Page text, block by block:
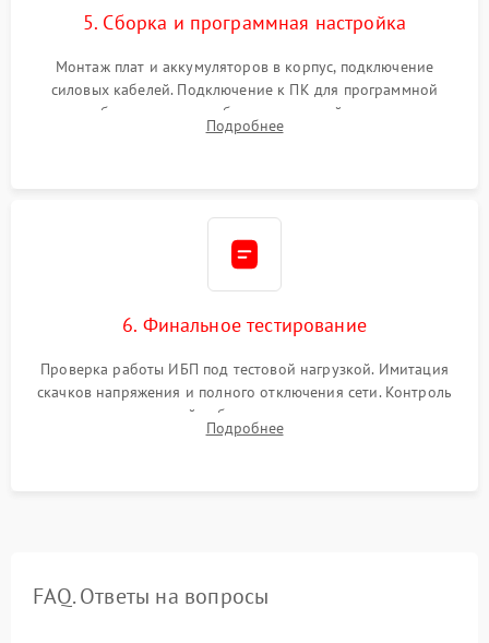
5. Сборка и программная настройка
Монтаж плат и аккумуляторов в корпус, подключение
силовых кабелей. Подключение к ПК для программной
калибровки констант батареи, настройки порогов
срабатывания AVR и сброса счетчиков старения АКБ.
Подробнее
6. Финальное тестирование
Проверка работы ИБП под тестовой нагрузкой. Имитация
скачков напряжения и полного отключения сети. Контроль
времени автономной работы, температурного режима и
корректности формы выходного сигнала.
Подробнее
FAQ. Ответы на вопросы